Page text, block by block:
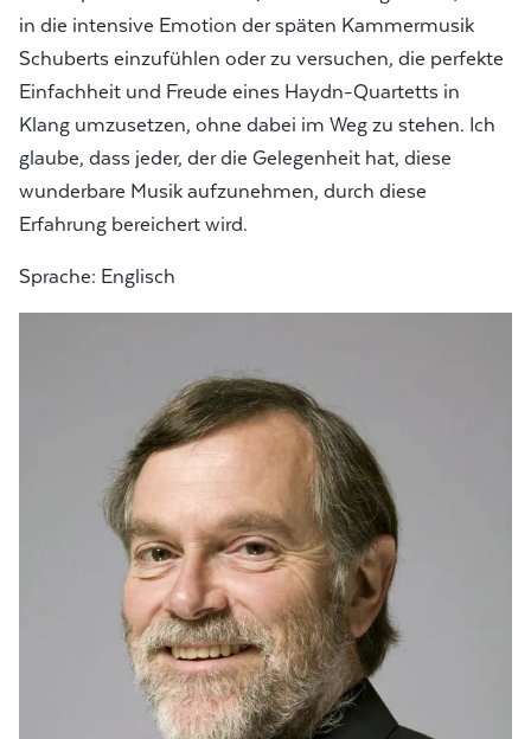
in die intensive Emotion der späten Kammermusik
Schuberts einzufühlen oder zu versuchen, die perfekte
Einfachheit und Freude eines Haydn-Quartetts in
Klang umzusetzen, ohne dabei im Weg zu stehen. Ich
glaube, dass jeder, der die Gelegenheit hat, diese
wunderbare Musik aufzunehmen, durch diese
Erfahrung bereichert wird.
Sprache: Englisch